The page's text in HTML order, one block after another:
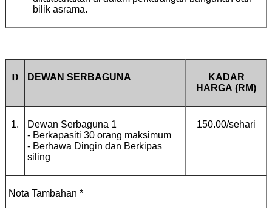
bilik asrama.
D DEWAN SERBAGUNA
KADAR
HARGA (RM)
1.
Dewan Serbaguna 1
- Berkapasiti 30 orang maksimum
- Berhawa Dingin dan Berkipas
siling
150.00/sehari
Nota Tambahan *